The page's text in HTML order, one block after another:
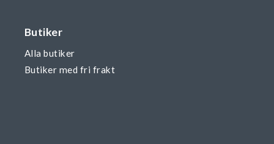
Butiker
Alla butiker
Butiker med fri frakt